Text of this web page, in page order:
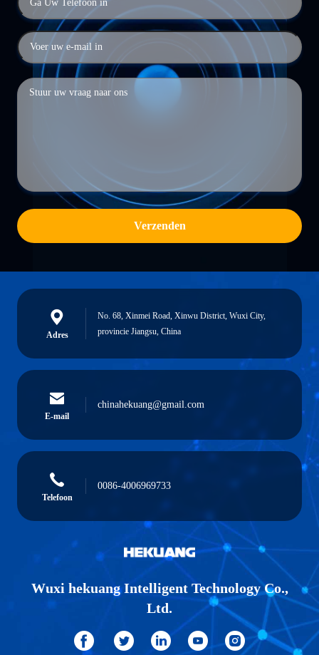
Verzenden
Adres
No. 68, Xinmei Road, Xinwu District, Wuxi City,
provincie Jiangsu, China
E-mail
chinahekuang@gmail.com
Telefoon
0086-4006969733
Wuxi hekuang Intelligent Technology Co.,
Ltd.